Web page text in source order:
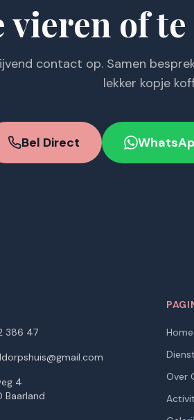
vieren of
contact op. Samen
lekker kopje
Bel Direct
386 47
4
Baarland
Home
Over